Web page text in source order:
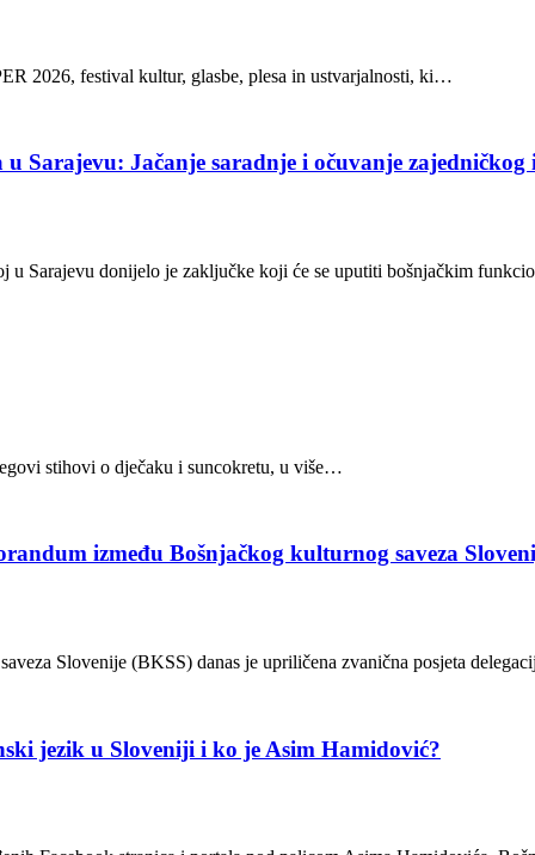
2026, festival kultur, glasbe, plesa in ustvarjalnosti, ki…
Sarajevu: Jačanje saradnje i očuvanje zajedničkog
u Sarajevu donijelo je zaključke koji će se uputiti bošnjačkim
stihovi o dječaku i suncokretu, u više…
između Bošnjačkog kulturnog saveza
Slovenije (BKSS) danas je upriličena zvanična posjeta
jezik u Sloveniji i ko je Asim Hamidović?